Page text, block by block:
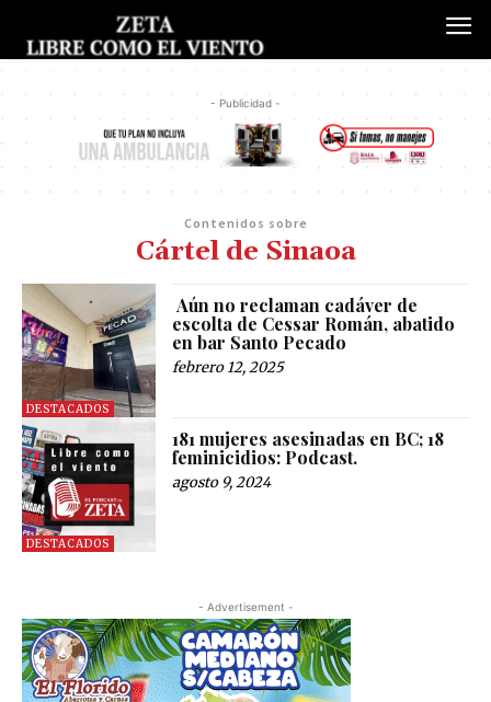
- Publicidad -
Contenidos sobre
Cártel de Sinaoa
DESTACADOS
Aún no reclaman cadáver de
escolta de Cessar Román, abatido
en bar Santo Pecado
febrero 12, 2025
DESTACADOS
181 mujeres asesinadas en BC; 18
feminicidios: Podcast.
agosto 9, 2024
- Advertisement -